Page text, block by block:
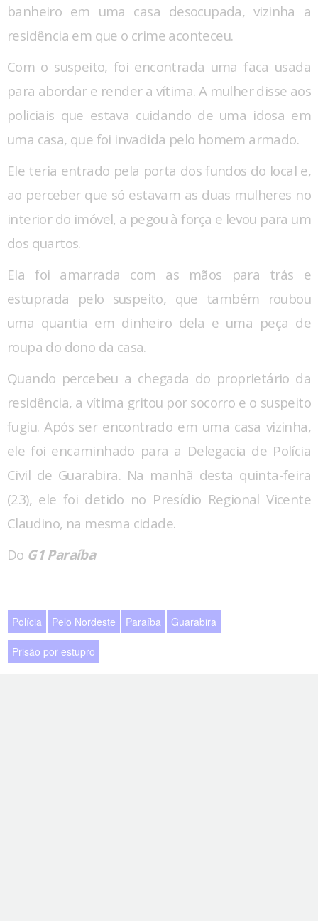
banheiro em uma casa desocupada, vizinha a
residência em que o crime aconteceu.
Com o suspeito, foi encontrada uma faca usada
para abordar e render a vítima. A mulher disse aos
policiais que estava cuidando de uma idosa em
uma casa, que foi invadida pelo homem armado.
Ele teria entrado pela porta dos fundos do local e,
ao perceber que só estavam as duas mulheres no
interior do imóvel, a pegou à força e levou para um
dos quartos.
Ela foi amarrada com as mãos para trás e
estuprada pelo suspeito, que também roubou
uma quantia em dinheiro dela e uma peça de
roupa do dono da casa.
Quando percebeu a chegada do proprietário da
residência, a vítima gritou por socorro e o suspeito
fugiu. Após ser encontrado em uma casa vizinha,
ele foi encaminhado para a Delegacia de Polícia
Civil de Guarabira. Na manhã desta quinta-feira
(23), ele foi detido no Presídio Regional Vicente
Claudino, na mesma cidade.
Do G1 Paraíba
Polícia Pelo Nordeste Paraíba Guarabira
Prisão por estupro